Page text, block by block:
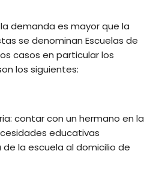
demanda es mayor que la
se denominan Escuelas de
casos en particular los
los siguientes:
contar con un hermano en la
educativas
la escuela al domicilio de